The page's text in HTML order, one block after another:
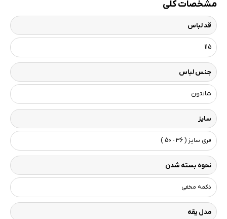
مشخصات کلی
قد لباس
115
جنس لباس
شانتون
سایز
فری سایز ( 36 - 50 )
نحوه بسته شدن
دکمه مخفی
مدل یقه